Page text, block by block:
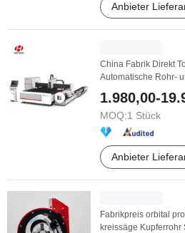
Anbieter
China Fabrik Direkt
Automatische Rohr-
1.980,00-
MOQ:1 Stück
Anbieter
Fabrikpreis orbital
kreissäge Kupferrohr